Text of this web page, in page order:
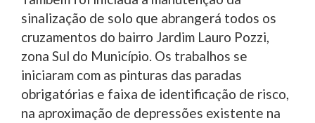
sinalização de solo que abrangerá todos os
cruzamentos do bairro Jardim Lauro Pozzi,
zona Sul do Município. Os trabalhos se
iniciaram com as pinturas das paradas
obrigatórias e faixa de identificação de risco,
na aproximação de depressões existente na